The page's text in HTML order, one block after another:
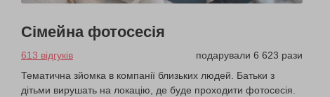
Сімейна фотосесія
613 відгуків
подарували 6 623 рази
Тематична зйомка в компанії близьких людей. Батьки з
дітьми вирушать на локацію, де буде проходити фотосесія.